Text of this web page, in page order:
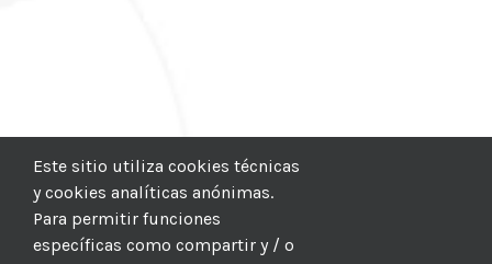
Este sitio utiliza cookies técnicas
y cookies analíticas anónimas.
Para permitir funciones
específicas como compartir y / o